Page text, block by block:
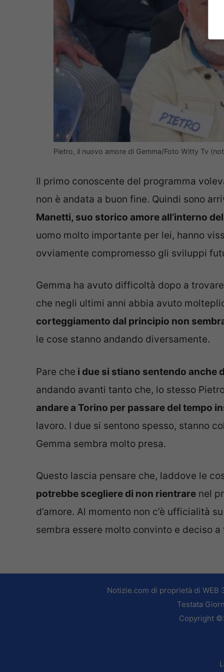
Pietro, il nuovo amore di Gemma/Foto Witty Tv
Il primo conoscente del programma
non è andata a buon fine. Quindi sono
Manetti, suo storico amore all’interno
uomo molto importante per lei, hanno
ovviamente compromesso gli sviluppi
Gemma ha avuto difficoltà dopo a
che negli ultimi anni abbia avuto
corteggiamento dal principio non
le cose stanno andando diversamente.
Pare che i due si stiano sentendo anche
andando avanti tanto che, lo stesso
andare a Torino per passare del tempo
lavoro. I due si sentono spesso, stanno
Gemma sembra molto presa.
Questo lascia pensare che, laddove le
potrebbe scegliere di non rientrare nel
d’amore. Al momento non c’è ufficialità
sembra essere molto convinto e deciso
Notizie.com di proprietà di WEB
Testata
Copyright